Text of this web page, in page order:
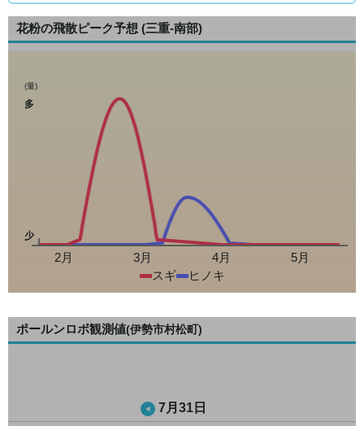
花粉の飛散ピーク予想 (三重-南部)
(量)
多
少
2月 3月 4月
5月
スギ
ヒノキ
ポールンロボ観測値(伊勢市村松町)
7月31日